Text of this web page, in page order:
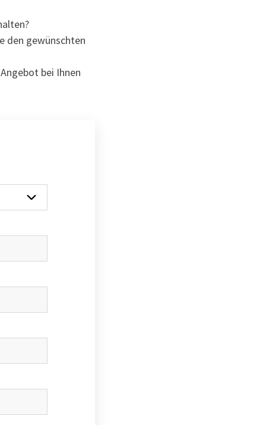
den gewünschten
bei Ihnen